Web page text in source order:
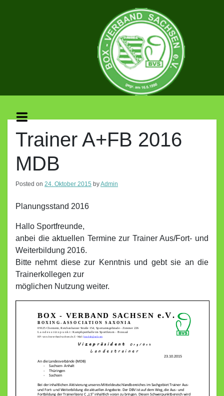
VERBAND
E.V.
Trainer A+FB 2016
MDB
Posted on 24. Oktober 2015 byAdmin
Planungsstand 2016
Hallo Sportfreunde,
anbei die aktuellen Termine zur Trainer Aus/Fort- und
Weiterbildung 2016.
Bitte nehmt diese zur Kenntnis und gebt sie an die
Trainerkollegen zur
möglichen Nutzung weiter.